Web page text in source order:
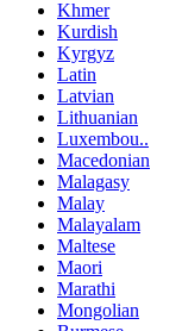
Khmer
Kurdish
Kyrgyz
Latin
Latvian
Lithuanian
Luxembou..
Macedonian
Malagasy
Malay
Malayalam
Maltese
Maori
Marathi
Mongolian